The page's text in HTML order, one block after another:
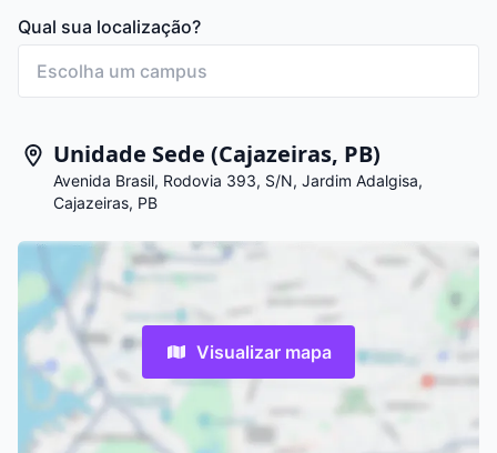
Qual sua localização?
Unidade Sede (Cajazeiras, PB)
Avenida Brasil, Rodovia 393, S/N, Jardim Adalgisa,
Cajazeiras, PB
Visualizar mapa